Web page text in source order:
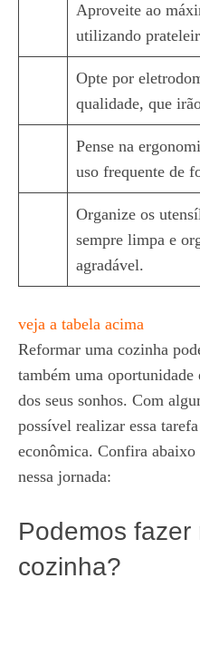
Aproveite ao
utilizando
Opte por
qualidade, que
Pense na
uso frequente de
Organize os
sempre limpa e
agradável.
veja a tabela acima
Reformar uma cozinha
também uma
dos seus sonhos. Com
possível realizar essa
econômica. Confira
nessa jornada:
Podemos fazer
cozinha?